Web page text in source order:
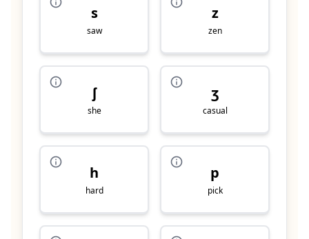
s
saw
z
zen
ʃ
she
ʒ
casual
h
hard
p
pick